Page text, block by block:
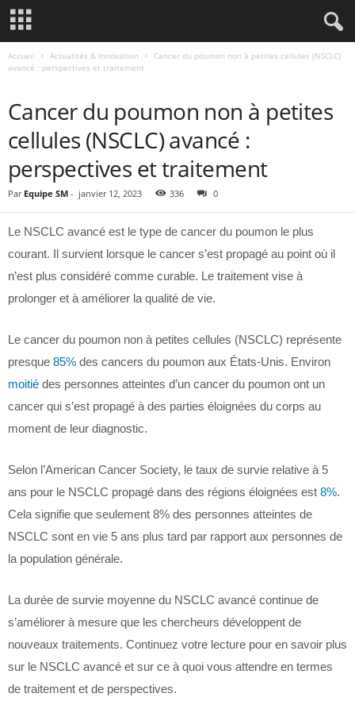
Accueil Actualités & Innovation
Cancer du poumon non à petites cellules (NSCLC)
avancé : perspectives et traitement
Cancer du poumon non à petites
cellules (NSCLC) avancé :
perspectives et traitement
Par Equipe SM - janvier 12, 2023 336 0
Le NSCLC avancé est le type de cancer du poumon le plus
courant. Il survient lorsque le cancer s’est propagé au point où il
n’est plus considéré comme curable. Le traitement vise à
prolonger et à améliorer la qualité de vie.
Le cancer du poumon non à petites cellules (NSCLC) représente
presque 85% des cancers du poumon aux États-Unis. Environ
moitié des personnes atteintes d’un cancer du poumon ont un
cancer qui s’est propagé à des parties éloignées du corps au
moment de leur diagnostic.
Selon l’American Cancer Society, le taux de survie relative à 5
ans pour le NSCLC propagé dans des régions éloignées est 8%.
Cela signifie que seulement 8% des personnes atteintes de
NSCLC sont en vie 5 ans plus tard par rapport aux personnes de
la population générale.
La durée de survie moyenne du NSCLC avancé continue de
s’améliorer à mesure que les chercheurs développent de
nouveaux traitements. Continuez votre lecture pour en savoir plus
sur le NSCLC avancé et sur ce à quoi vous attendre en termes
de traitement et de perspectives.